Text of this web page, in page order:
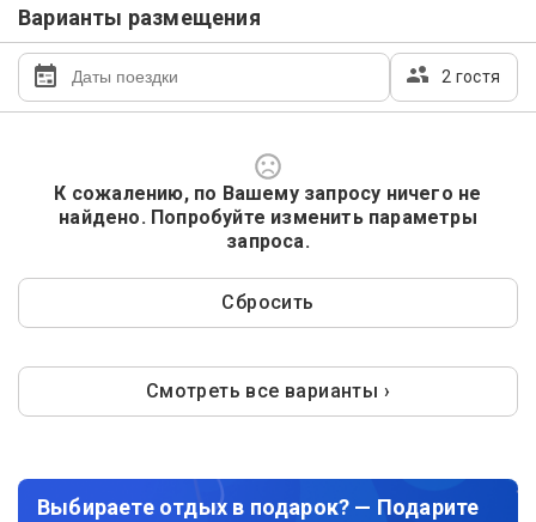
Варианты размещения
2 гостя
К сожалению, по Вашему запросу ничего не
найдено. Попробуйте изменить параметры
запроса.
Сбросить
Смотреть все варианты ›
Выбираете отдых в подарок? — Подарите